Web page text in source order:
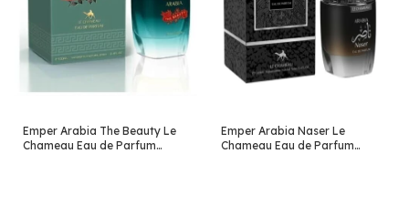
Emper Arabia The Beauty Le
Chameau Eau de Parfum
Emper Arabia Naser Le
Chameau Eau de Parfum